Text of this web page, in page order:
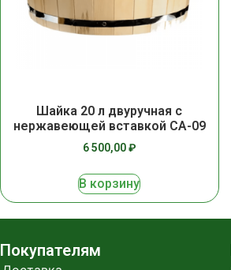
Шайка 20 л двуручная с
нержавеющей вставкой СА-09
6 500,00₽
В корзину
Покупателям